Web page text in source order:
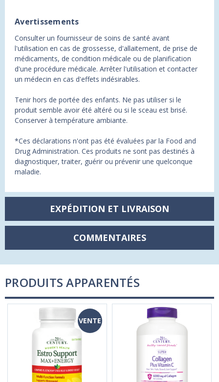
Avertissements
Consulter un fournisseur de soins de santé avant
l'utilisation en cas de grossesse, d'allaitement, de prise de
médicaments, de condition médicale ou de planification
d'une procédure médicale. Arrêter l'utilisation et contacter
un médecin en cas d'effets indésirables.
Tenir hors de portée des enfants. Ne pas utiliser si le
produit semble avoir été altéré ou si le sceau est brisé.
Conserver à température ambiante.
*Ces déclarations n'ont pas été évaluées par la Food and
Drug Administration. Ces produits ne sont pas destinés à
diagnostiquer, traiter, guérir ou prévenir une quelconque
maladie.
EXPÉDITION ET LIVRAISON
COMMENTAIRES
PRODUITS APPARENTÉS
VENTE